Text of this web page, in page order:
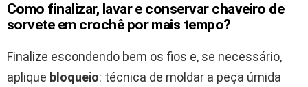
Como finalizar, lavar e conservar chaveiro de
sorvete em crochê por mais tempo?
Finalize escondendo bem os fios e, se necessário,
aplique bloqueio: técnica de moldar a peça úmida